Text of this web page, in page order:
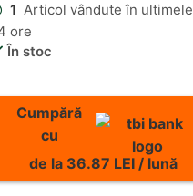
1 Articol vândute în ultimele
ore
În stoc
Cumpără
cu
de la 36.87 LEI / lună